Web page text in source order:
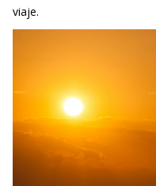
viaje.